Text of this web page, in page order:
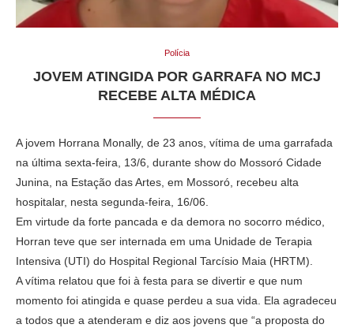
Polícia
JOVEM ATINGIDA POR GARRAFA NO MCJ
RECEBE ALTA MÉDICA
A jovem Horrana Monally, de 23 anos, vítima de uma garrafada
na última sexta-feira, 13/6, durante show do Mossoró Cidade
Junina, na Estação das Artes, em Mossoró, recebeu alta
hospitalar, nesta segunda-feira, 16/06.
Em virtude da forte pancada e da demora no socorro médico,
Horran teve que ser internada em uma Unidade de Terapia
Intensiva (UTI) do Hospital Regional Tarcísio Maia (HRTM).
A vítima relatou que foi à festa para se divertir e que num
momento foi atingida e quase perdeu a sua vida. Ela agradeceu
a todos que a atenderam e diz aos jovens que “a proposta do